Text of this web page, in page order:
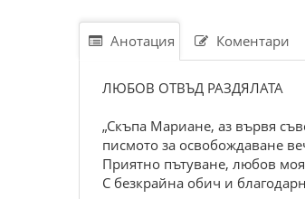
Анотация Коментари
ЛЮБОВ ОТВЪД РАЗДЯЛАТА
„Скъпа Мариане, аз вървя
писмото за освобождаване
Приятно пътуване, любов
С безкрайна обич и